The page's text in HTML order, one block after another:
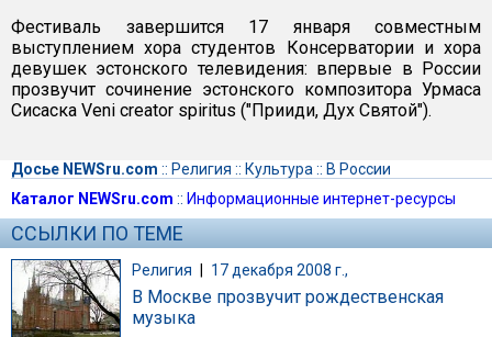
Фестиваль завершится 17 января совместным
выступлением хора студентов Консерватории и хора
девушек эстонского телевидения: впервые в России
прозвучит сочинение эстонского композитора Урмаса
Сисаска Veni creator spiritus ("Прииди, Дух Святой").
Досье NEWSru.com :: Религия :: Культура :: В России
Каталог NEWSru.com :: Информационные интернет-ресурсы
ССЫЛКИ ПО ТЕМЕ
Религия | 17 декабря 2008 г.,
В Москве прозвучит рождественская
музыка